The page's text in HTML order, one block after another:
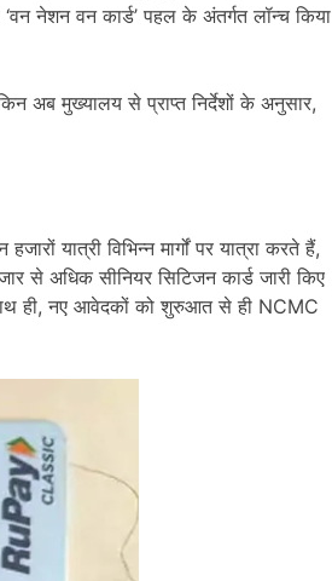
नेशन वन कार्ड’ पहल के अंतर्गत लॉन्च किया
अब मुख्यालय से प्राप्त निर्देशों के अनुसार,
यात्री विभिन्न मार्गों पर यात्रा करते हैं,
से अधिक सीनियर सिटिजन कार्ड जारी किए
ही, नए आवेदकों को शुरुआत से ही NCMC